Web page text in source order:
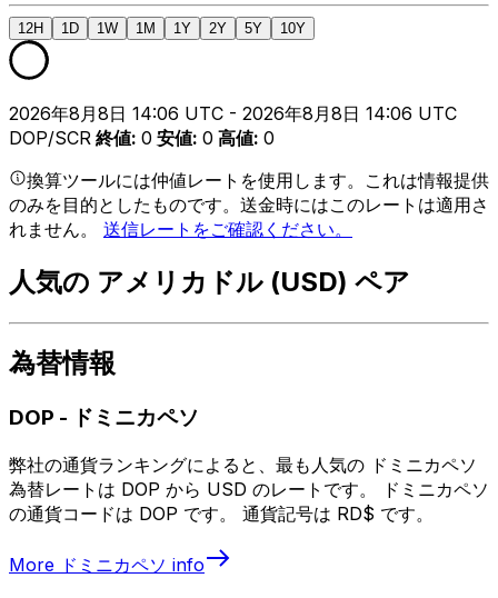
12H 1D 1W 1M 1Y 2Y 5Y 10Y
2026年8月8日 14:06 UTC - 2026年8月8日 14:06 UTC
DOP/SCR 終値: 0 安値: 0 高値: 0
換算ツールには仲値レートを使用します。これは情報提供
のみを目的としたものです。送金時にはこのレートは適用さ
れません。 送信レートをご確認ください。
人気の アメリカドル (USD) ペア
為替情報
DOP - ドミニカペソ
弊社の通貨ランキングによると、最も人気の ドミニカペソ
為替レートは DOP から USD のレートです。 ドミニカペソ
の通貨コードは DOP です。 通貨記号は RD$ です。
More ドミニカペソ info